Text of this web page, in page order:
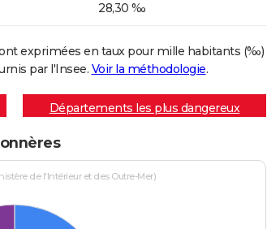
28,30 ‰
exprimées en taux pour mille habitants (‰)
par l'Insee. Voir la méthodologie.
Départements les plus dangereux
de l'Intérieur et des Outre-Mer)